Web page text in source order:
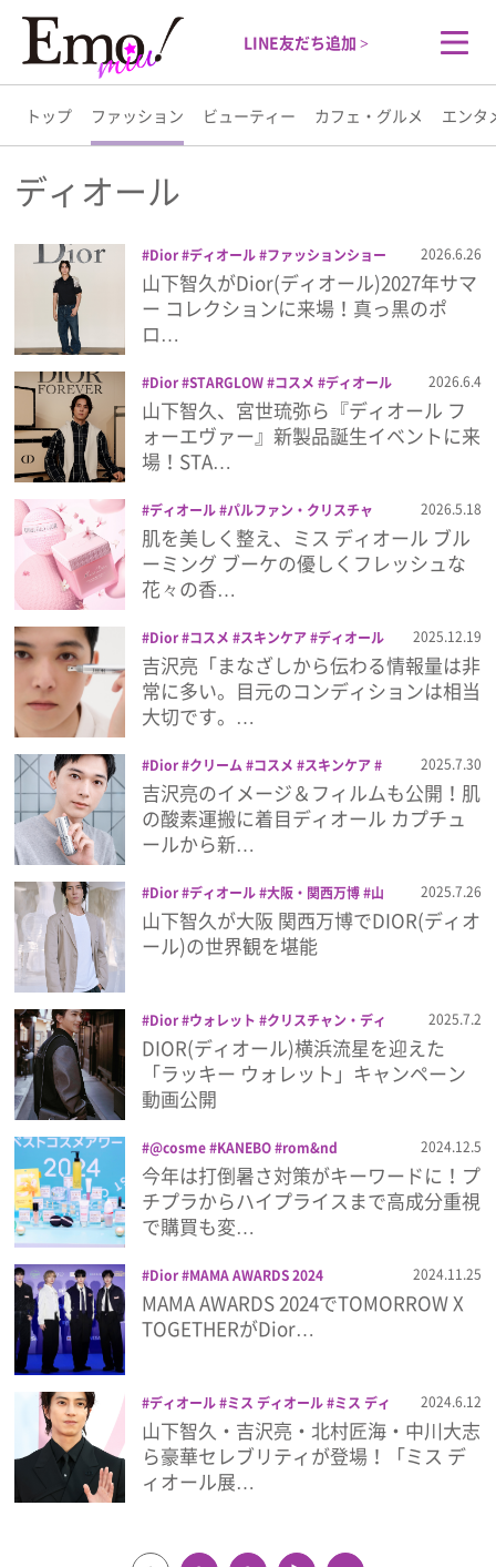
LINE友だち追加 >
トップ ファッション ビューティー カフェ・グルメ エンタ
トップ
ファッション
ビューティー
カフェ・グルメ
エンタメ
ライフスタイル
プレゼント
インタビュー
フィルム
Emoメン
ランキング
Emo!miuとは？
免責事項
プライバシーポリシー
利用規約
お問い合わせ
ディオール
Dior ディオール
ファッションショー
山下智久
2026.6.26
山下智久がDior(ディオール)2027年サマ
ー コレクションに来場！真っ黒のポ
ロ…
Dior STARGLOW コスメ
ディオール
メイク 宮世琉弥 山下智久
2026.6.4
山下智久、宮世琉弥ら『ディオール フ
ォーエヴァー』新製品誕生イベントに来
場！STA…
ディオール パルファン・クリスチャ
ン・ディオール
ハンドクリーム ボディ
クリーム
ミス ディオール
2026.5.18
肌を美しく整え、ミス ディオール ブル
ーミング ブーケの優しくフレッシュな
花々の香…
Dior コスメ スキンケア ディオール
ビューティー 吉沢亮
目元用美容液
美容
2025.12.19
吉沢亮「まなざしから伝わる情報量は非
常に多い。目元のコンディションは相当
大切です。…
Dior クリーム コスメ
スキンケア
ディオール
ビューティー 吉沢亮 美容
2025.7.30
吉沢亮のイメージ＆フィルムも公開！肌
の酸素運搬に着目ディオール カプチュ
ールから新…
Dior ディオール 大阪・関西万博
山
下智久
2025.7.26
山下智久が大阪 関西万博でDIOR(ディオ
ール)の世界観を堪能
Dior ウォレット
クリスチャン・ディ
オール
ディオール
ラッキー ウォレッ
ト 横浜流星
2025.7.2
DIOR(ディオール)横浜流星を迎えた
「ラッキー ウォレット」キャンペーン
動画公開
@cosme KANEBO
rom&nd
SHISEIDO アテニア アワード コスメ
コスメデコルテ
スキンケア
ディオー
ル
ナンバーズイン ヒロインメイク
ベ
スコス ベストコスメアワード
2024.12.5
今年は打倒暑さ対策がキーワードに！プ
チプラからハイプライスまで高成分重視
で購買も変…
Dior
MAMA AWARDS 2024
TOMORROW X TOGETHER ディオー
ル
2024.11.25
MAMA AWARDS 2024でTOMORROW X
TOGETHERがDior…
ディオール ミス ディオール
ミス ディ
オール展覧会
中川大志 北村匠海 吉沢
亮 小栗旬 山下智久 市川染五郎
2024.6.12
山下智久・吉沢亮・北村匠海・中川大志
ら豪華セレブリティが登場！「ミス デ
ィオール展…